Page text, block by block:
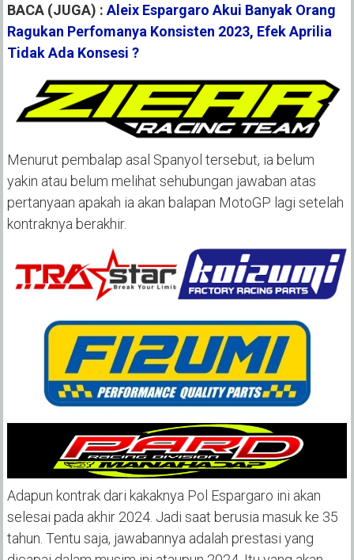
BACA (JUGA) : Aleix Espargaro Akui Banyak Orang
Ragukan Perfomanya Konsisten 2023, Efek Aprilia
Tidak Ada Konsesi ?
Menurut pembalap asal Spanyol tersebut, ia belum
yakin atau belum melihat sehubungan jawaban atas
pertanyaan apakah ia akan balapan MotoGP lagi setelah
kontraknya berakhir.
Adapun kontrak dari kakaknya Pol Espargaro ini akan
selesai pada akhir 2024. Jadi saat berusia masuk ke 35
tahun. Tentu saja, jawabannya adalah prestasi yang